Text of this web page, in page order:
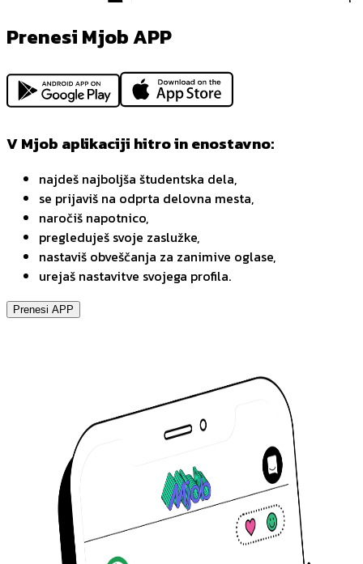
Prenesi Mjob APP
V Mjob aplikaciji hitro in enostavno:
najdeš najboljša študentska dela,
se prijaviš na odprta delovna mesta,
naročiš napotnico,
pregleduješ svoje zaslužke,
nastaviš obveščanja za zanimive oglase,
urejaš nastavitve svojega profila.
Prenesi APP